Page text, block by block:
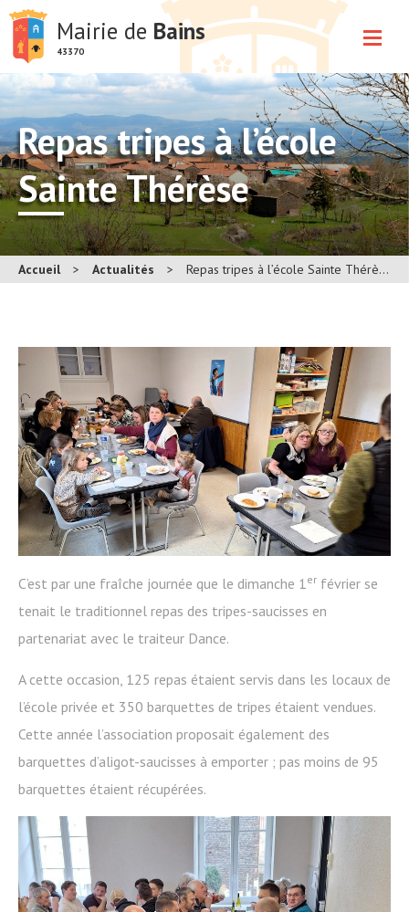
Mairie de Bains
43370
Repas tripes à l’école
Sainte Thérèse
Accueil > Actualités > Repas tripes à l’école Sainte Thérèse
C’est par une fraîche journée que le dimanche 1er février se
tenait le traditionnel repas des tripes-saucisses en
partenariat avec le traiteur Dance.
A cette occasion, 125 repas étaient servis dans les locaux de
l’école privée et 350 barquettes de tripes étaient vendues.
Cette année l’association proposait également des
barquettes d’aligot-saucisses à emporter ; pas moins de 95
barquettes étaient récupérées.